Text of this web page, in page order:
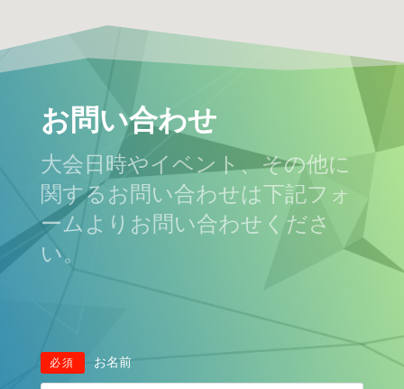
お問い合わせ
大会日時やイベント、その他に
関するお問い合わせは下記フォ
ームよりお問い合わせくださ
い。
必須 お名前